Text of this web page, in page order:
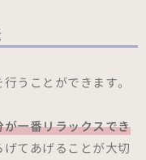
うことができます。
が一番リラックスでき
げてあげることが大切